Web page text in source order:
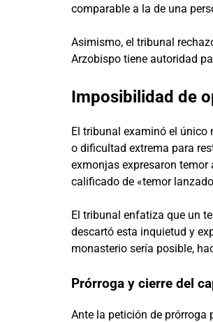
comparable a la de una
Asimismo, el tribunal
Arzobispo tiene autoridad
Imposibilidad de
El tribunal examinó el
o dificultad extrema para
exmonjas expresaron
calificado de «temor
El tribunal enfatiza que un
descartó esta inquietud y
monasterio sería posible,
Prórroga y cierre del
Ante la petición de prórroga